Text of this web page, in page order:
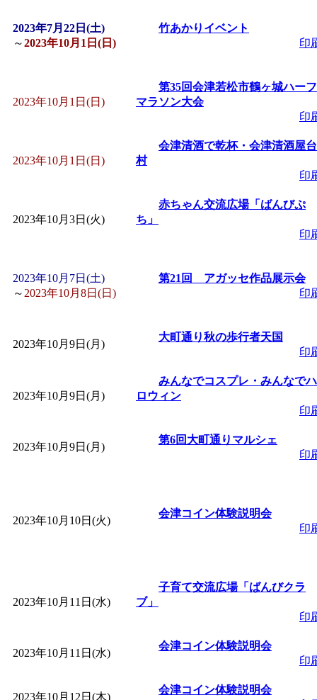
「皆鶴姫のこびる塾
「子育て講座「ばん
2026/07/10～2026/08/
「子育て交流広場「
間：2026/07/13～2026/
間：2026/08/10～2026/
赤ちゃん子育て講
付期間：2026/08/10～
「赤ちゃん子育て講
付期間：2026/08/10～
レクリエーション 障
「皆鶴姫のこびる塾
」 受付期間：～
子育て交流広場「
2023年7月22日(土)
～2023年10月1日(日)
竹あかりイベント
印
2023年10月1日(日)
第35回会津若松市鶴ヶ城ハーフ
マラソン大会
印
2023年10月1日(日)
会津清酒で乾杯・会津清酒屋台
村
印
2023年10月3日(火)
赤ちゃん交流広場「ばんびぷ
ち」
印
2023年10月7日(土)
～ 2023年10月8日(日)
第21回 アガッセ作品展示会
印
2023年10月9日(月)
大町通り秋の歩行者天国
印
2023年10月9日(月)
みんなでコスプレ・みんなでハ
ロウィン
印
2023年10月9日(月)
第6回大町通りマルシェ
印
2023年10月10日(火)
会津コイン体験説明会
印
2023年10月11日(水)
子育て交流広場「ばんびクラ
ブ」
印
2023年10月11日(水)
会津コイン体験説明会
印
2023年10月12日(木)
会津コイン体験説明会